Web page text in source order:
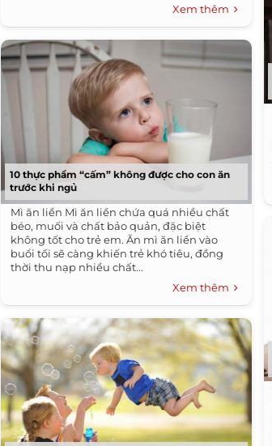
Xem thêm
10 thực phẩm “cấm” không được cho con ăn
trước khi ngủ
Mì ăn liền Mì ăn liền chứa quá nhiều chất
béo, muối và chất bảo quản, đặc biệt
không tốt cho trẻ em. Ăn mì ăn liền vào
buổi tối sẽ càng khiến trẻ khó tiêu, đồng
thời thu nạp nhiều chất...
Xem thêm